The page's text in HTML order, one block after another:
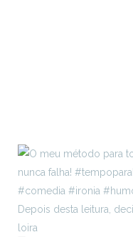
Depois desta leitura,
loira